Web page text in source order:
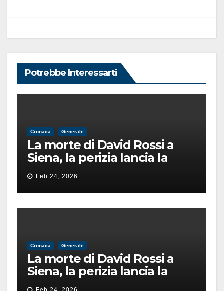
Potrebbe Interessarti
Cronaca Generale
La morte di David Rossi a
Siena, la perizia lancia la
pista di un’intimidazione
finita male
Feb 24, 2026
Cronaca Generale
La morte di David Rossi a
Siena, la perizia lancia la
pista di un’intimidazione